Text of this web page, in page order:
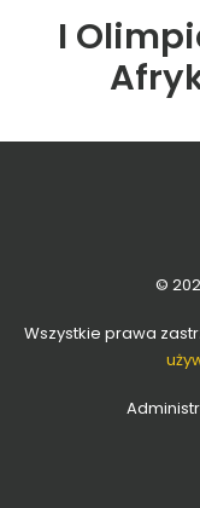
I
©
Wszystkie prawa